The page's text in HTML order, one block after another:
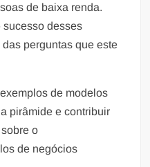
de baixa renda.
sucesso desses
perguntas que este
de modelos
pirâmide e contribuir
o
de negócios